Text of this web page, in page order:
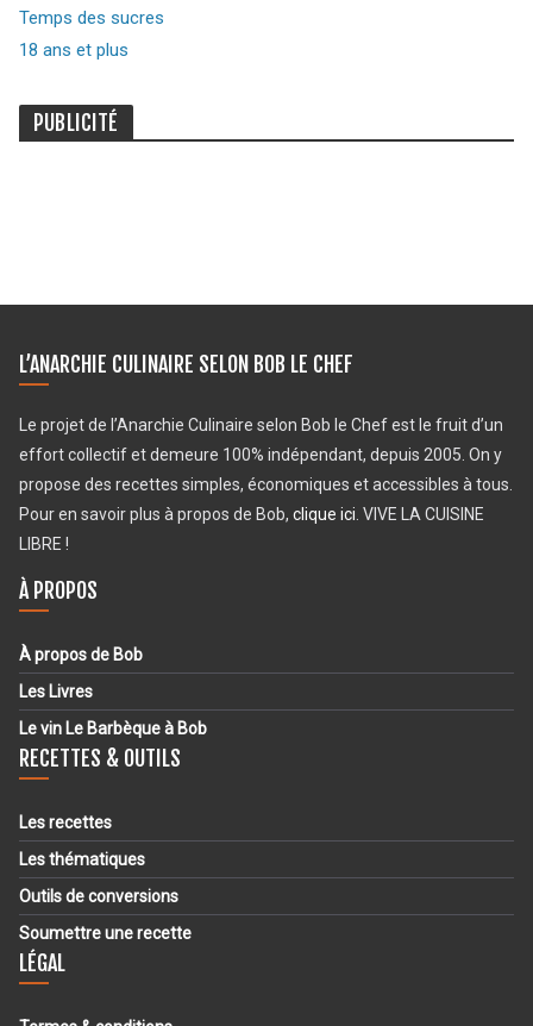
Temps des sucres
18 ans et plus
PUBLICITÉ
L’ANARCHIE CULINAIRE SELON BOB LE CHEF
Le projet de l’Anarchie Culinaire selon Bob le Chef est le fruit d’un
effort collectif et demeure 100% indépendant, depuis 2005. On y
propose des recettes simples, économiques et accessibles à tous.
Pour en savoir plus à propos de Bob, clique ici . VIVE LA CUISINE
LIBRE !
À PROPOS
À propos de Bob
Les Livres
Le vin Le Barbèque à Bob
RECETTES & OUTILS
Les recettes
Les thématiques
Outils de conversions
Soumettre une recette
LÉGAL